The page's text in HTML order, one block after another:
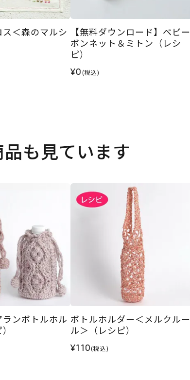
＜森のマルシ
【無料ダウンロード】ベビー
ボンネット＆ミトン（レシ
ピ）
¥0(税込)
も見ています
ンボトルホル ボトルホルダー＜メルクルー
ル＞（レシピ）
¥110(税込)